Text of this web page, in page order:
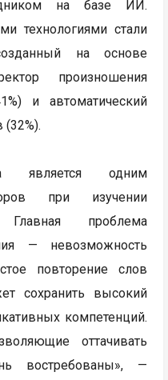
на базе ИИ.
технологиями стали
на основе
произношения
и автоматический
является одним
при изучении
Главная проблема
— невозможность
повторение слов
сохранить высокий
компетенций.
оттачивать
востребованы», —